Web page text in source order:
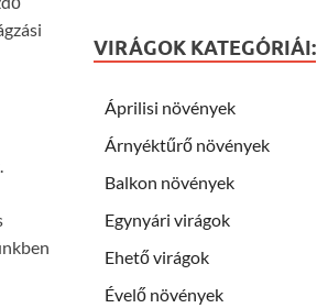
VIRÁGOK KATEGÓRIÁI:
Áprilisi növények
Árnyéktűrő növények
Balkon növények
Egynyári virágok
Ehető virágok
Évelő növények